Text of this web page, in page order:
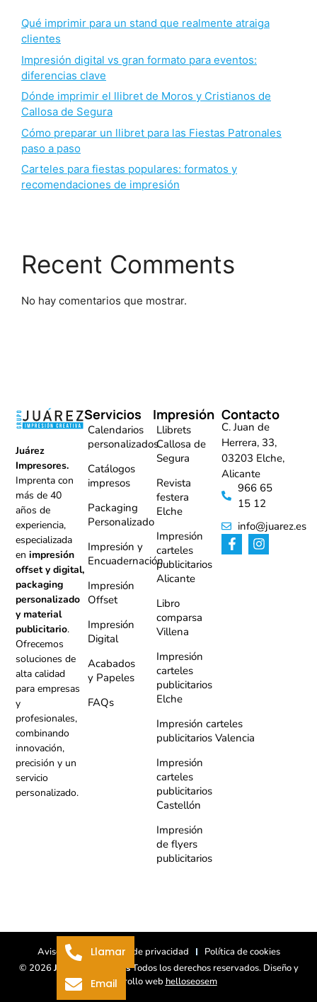
Qué imprimir para un stand que realmente atraiga
clientes
Impresión digital vs gran formato para eventos:
diferencias clave
Dónde imprimir el llibret de Moros y Cristianos de
Callosa de Segura
Cómo preparar un llibret para las Fiestas Patronales
paso a paso
Carteles para fiestas populares: formatos y
recomendaciones de impresión
Recent Comments
No hay comentarios que mostrar.
Juárez
Impresores.
Imprenta con
más de 40
años de
experiencia,
especializada
enimpresión
offset y digital,
packaging
personalizado
y material
publicitario.
Ofrecemos
soluciones de
alta calidad
para empresas
y
profesionales,
combinando
innovación,
precisión y un
servicio
personalizado.
Servicios
Calendarios
personalizados
Catálogos
impresos
Packaging
Personalizado
Impresión y
Encuadernación
Impresión
Offset
Impresión
Digital
Acabados
y Papeles
FAQs
Impresión
Llibrets
Callosa de
Segura
Revista
festera
Elche
Impresión
carteles
publicitarios
Alicante
Libro
comparsa
Villena
Impresión
carteles
publicitarios
Elche
Impresión carteles
publicitarios Valencia
Impresión
carteles
publicitarios
Castellón
Impresión
de flyers
publicitarios
Contacto
C. Juan de
Herrera, 33,
03203 Elche,
Alicante
966 65
15 12
info@juarez.es
© 2026Juárez ImpresoresTodos los derechos reservados. Diseño y
desarrollo web helloseosem
Aviso legal Política de privacidad Política de cookies
Llamar
Email